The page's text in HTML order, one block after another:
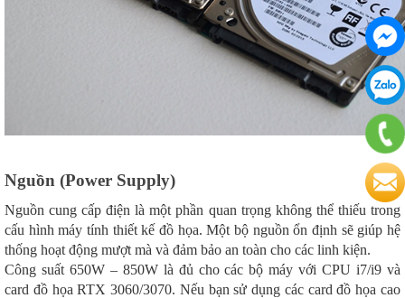
Nguồn (Power Supply)
Nguồn cung cấp điện là một phần quan trọng không thể thiếu trong
cấu hình máy tính thiết kế đồ họa. Một bộ nguồn ổn định sẽ giúp hệ
thống hoạt động mượt mà và đảm bảo an toàn cho các linh kiện.
Công suất 650W – 850W là đủ cho các bộ máy với CPU i7/i9 và
card đồ họa RTX 3060/3070. Nếu bạn sử dụng các card đồ họa cao